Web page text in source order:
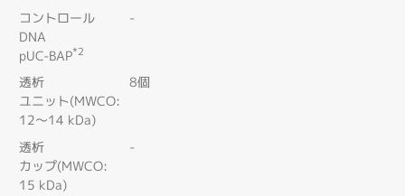
コントロール
DNA
pUC-BAP*2
-
透析
ユニット(MWCO:
12～14 kDa)
8個
透析
カップ(MWCO:
15 kDa)
-